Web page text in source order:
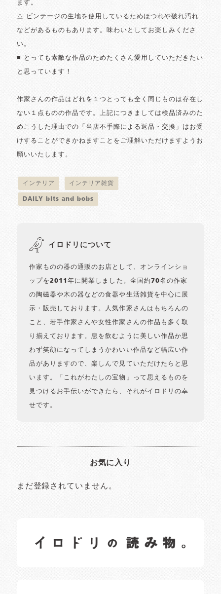
ます。
△ ビンテージの生地を使用しているためほつれや破れ汚れ
などがあるものもあります。味わいとしてお楽しみくださ
い。
■ とっても素敵な作品のためたくさん愛用していただきたい
と思っています！
作家さんの作品はどれを１つとっても全く同じものは存在し
ない１点ものの作品です。上記につきましては検品済みのた
めこうした理由での「当店不手際による返品・交換」はお受
けすることができかねますことをご理解いただけますようお
願いいたします。
インテリア インテリア雑貨
DAILY bits and bobs
イロドリについて
作家ものの器の通販のお店として、オンラインショ
ップを2011年に開業しました。全国約70名の作家
の陶磁器や木の器などの食器や生活雑貨を中心に展
示・販売しております。人気作家さんはもちろんの
こと、若手作家さんや女性作家さんの作品も多く取
り揃えております。息を飲むように美しい作品か思
わず笑顔になってしまうかわいい作品など幅広い作
品がありますので、楽しんで見ていただけたらと思
います。「これがわたしの宝物」って思えるものを
見つけるお手伝いができたら、それがイロドリの幸
せです。
お気に入り
まだ登録されていません。
日常の様子など随時更新中です。